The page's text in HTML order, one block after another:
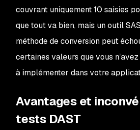
couvrant uniquement 10 saisies
que tout va bien, mais un outil
méthode de conversion peut
certaines valeurs que vous
à implémenter dans votre
Avantages et
tests DAST